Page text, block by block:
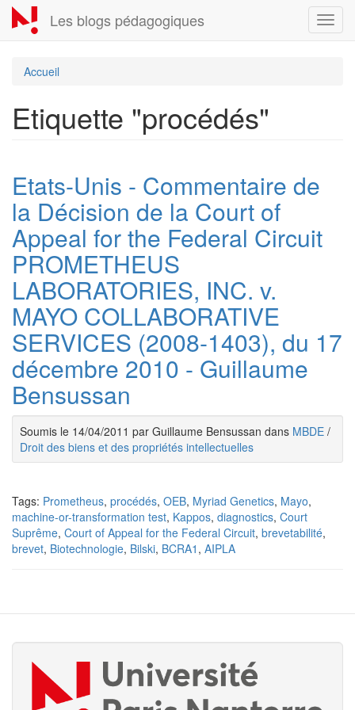
Aller
au
contenu
Les blogs pédagogiques
Accueil
Etiquette "procédés"
Etats-Unis - Commentaire de
la Décision de la Court of
Appeal for the Federal Circuit
PROMETHEUS
LABORATORIES, INC. v.
MAYO COLLABORATIVE
SERVICES (2008-1403), du 17
décembre 2010 - Guillaume
Bensussan
Soumis le 14/04/2011 par Guillaume Bensussan dans MBDE /
Droit des biens et des propriétés intellectuelles
Tags: Prometheus, procédés, OEB, Myriad Genetics, Mayo,
machine-or-transformation test, Kappos, diagnostics, Court
Suprême, Court of Appeal for the Federal Circuit, brevetabilité,
brevet, Biotechnologie, Bilski, BCRA1 , AIPLA